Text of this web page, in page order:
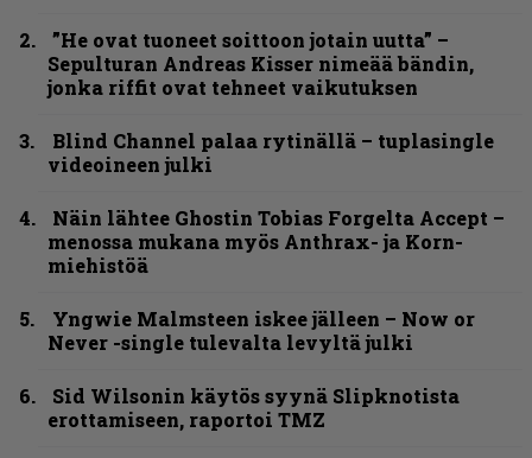
”He ovat tuoneet soittoon jotain uutta” –
Sepulturan Andreas Kisser nimeää bändin,
jonka riffit ovat tehneet vaikutuksen
Blind Channel palaa rytinällä – tuplasingle
videoineen julki
Näin lähtee Ghostin Tobias Forgelta Accept –
menossa mukana myös Anthrax- ja Korn-
miehistöä
Yngwie Malmsteen iskee jälleen – Now or
Never -single tulevalta levyltä julki
Sid Wilsonin käytös syynä Slipknotista
erottamiseen, raportoi TMZ